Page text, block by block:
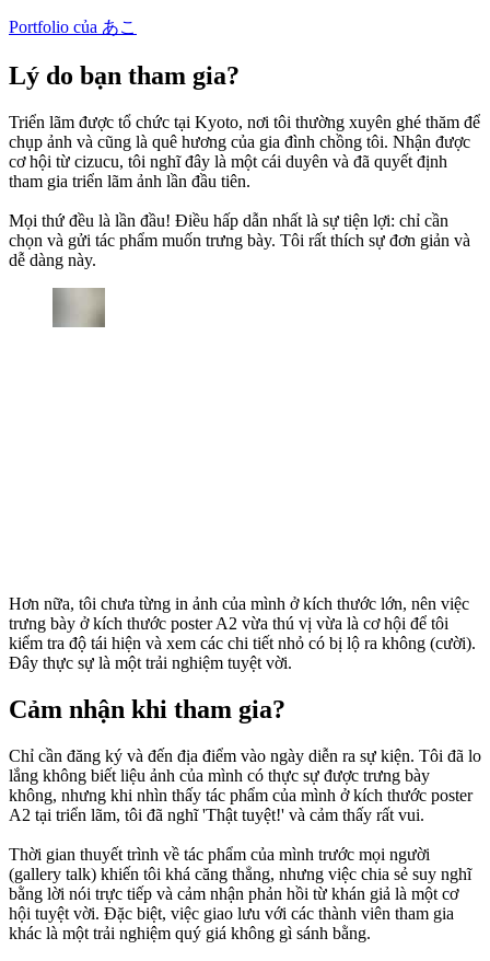
Portfolio của あこ
Lý do bạn tham gia?
Triển lãm được tổ chức tại Kyoto, nơi tôi thường xuyên ghé thăm để
chụp ảnh và cũng là quê hương của gia đình chồng tôi. Nhận được
cơ hội từ cizucu, tôi nghĩ đây là một cái duyên và đã quyết định
tham gia triển lãm ảnh lần đầu tiên.
Mọi thứ đều là lần đầu! Điều hấp dẫn nhất là sự tiện lợi: chỉ cần
chọn và gửi tác phẩm muốn trưng bày. Tôi rất thích sự đơn giản và
dễ dàng này.
Hơn nữa, tôi chưa từng in ảnh của mình ở kích thước lớn, nên việc
trưng bày ở kích thước poster A2 vừa thú vị vừa là cơ hội để tôi
kiểm tra độ tái hiện và xem các chi tiết nhỏ có bị lộ ra không (cười).
Đây thực sự là một trải nghiệm tuyệt vời.
Cảm nhận khi tham gia?
Chỉ cần đăng ký và đến địa điểm vào ngày diễn ra sự kiện. Tôi đã lo
lắng không biết liệu ảnh của mình có thực sự được trưng bày
không, nhưng khi nhìn thấy tác phẩm của mình ở kích thước poster
A2 tại triển lãm, tôi đã nghĩ 'Thật tuyệt!' và cảm thấy rất vui.
Thời gian thuyết trình về tác phẩm của mình trước mọi người
(gallery talk) khiến tôi khá căng thẳng, nhưng việc chia sẻ suy nghĩ
bằng lời nói trực tiếp và cảm nhận phản hồi từ khán giả là một cơ
hội tuyệt vời. Đặc biệt, việc giao lưu với các thành viên tham gia
khác là một trải nghiệm quý giá không gì sánh bằng.